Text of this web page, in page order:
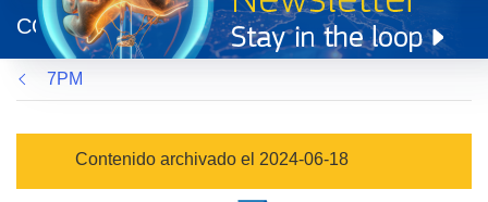
abrirá
en
una
nueva
ventana)
CORDIS
7PM
Contenido archivado el 2024-06-18